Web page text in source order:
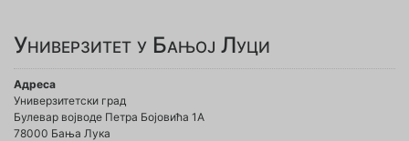
Универзитет у Бањој Луци
Адреса
Универзитетски град
Булевар војводе Петра Бојовића 1А
78000 Бања Лука